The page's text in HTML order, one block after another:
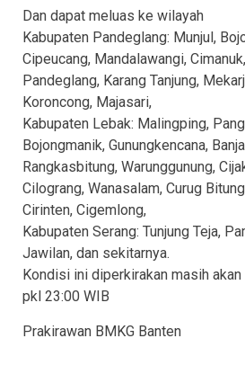
Dan dapat meluas ke wilayah
Kabupaten Pandeglang: Munjul,
Cipeucang, Mandalawangi,
Pandeglang, Karang Tanjung,
Koroncong, Majasari,
Kabupaten Lebak: Malingping,
Bojongmanik, Gunungkencana,
Rangkasbitung, Warunggunung,
Cilograng, Wanasalam, Curug
Cirinten, Cigemlong,
Kabupaten Serang: Tunjung Teja,
Jawilan, dan sekitarnya.
Kondisi ini diperkirakan masih
pkl 23:00 WIB
Prakirawan BMKG Banten